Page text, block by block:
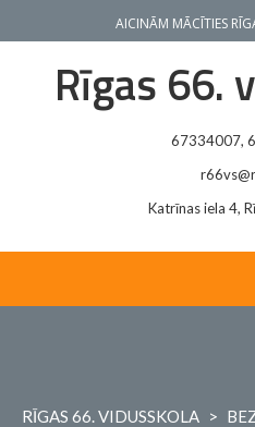
AICINĀM MĀCĪTIES
Rīgas 66.
67334007,
Katrīnas iela 4,
RĪGAS 66. VIDUSSKOLA >